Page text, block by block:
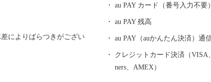
によりばらつきがござい
メの代表格「もつ鍋」。 新宮町でしか味わえない自慢
の特産品をぜひお楽しみくださ
au PAY カード（番号入力不要）
au PAY 残高
au PAY（auかんたん決済）通
クレジットカード決済（VISA
ners、AMEX）